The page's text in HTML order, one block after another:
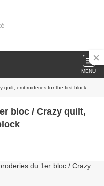
MENU
quilt, embroideries for the first block
bloc / Crazy quilt,